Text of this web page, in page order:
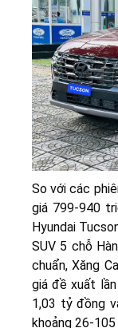
So với các
giá 799-940
Hyundai
SUV 5 chỗ
chuẩn, Xăng
giá đề xuất
1,03 tỷ đồng
khoảng 26-